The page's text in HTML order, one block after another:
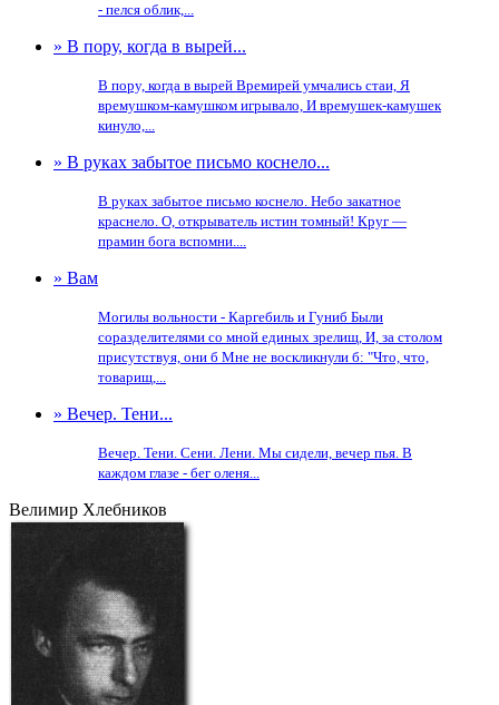
- пелся облик,...
» В пору, когда в вырей...
В пору, когда в вырей Времирей умчались стаи, Я
времушком-камушком игрывало, И времушек-камушек
кинуло,...
» В руках забытое письмо коснело...
В руках забытое письмо коснело. Небо закатное
краснело. О, открыватель истин томный! Круг —
прамин бога вспомни....
» Вам
Могилы вольности - Каргебиль и Гуниб Были
соразделителями со мной единых зрелищ, И, за столом
присутствуя, они б Мне не воскликнули б: "Что, что,
товарищ,...
» Вечер. Тени...
Вечер. Тени. Сени. Лени. Мы сидели, вечер пья. В
каждом глазе - бег оленя...
Велимир Хлебников